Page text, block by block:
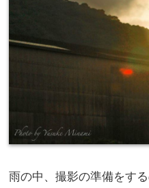
雨の中、撮影の準備をする